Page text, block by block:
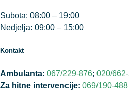
Subota: 08:00 – 19:00
Nedjelja: 09:00 – 15:00
Kontakt
Ambulanta: 067/229-876; 020/
Za hitne intervencije: 069/190-488